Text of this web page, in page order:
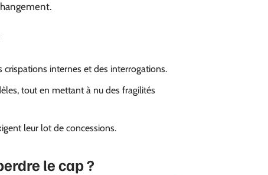
crispations internes et des interrogations.
tout en mettant à nu des fragilités
leur lot de concessions.
le cap ?